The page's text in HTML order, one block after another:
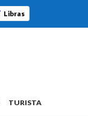
Libras
TURISTA